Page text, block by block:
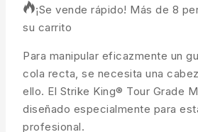
¡Se vende rápido! Más de 8
su carrito
Para manipular eficazmente un
cola recta, se necesita una
ello. El Strike King® Tour Grade
diseñado especialmente para
profesional.